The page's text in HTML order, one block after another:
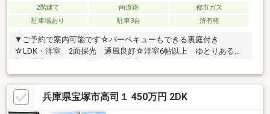
2階建て 南道路
都市ガス
駐車場あり
駐車3台 所有権
▼ご予約で案内可能です☆バーベキューもできる裏庭付き
☆LDK・洋室 2面採光 通風良好☆洋室6帖以上 ゆとりある間
あり☆トイレ2ヶ所にあり☆浴室・洗面所 窓有り☆全室南向
き 陽当り良好☆南向きワイドバルコニー◇コープ仁川 徒歩15分
◇ローソン 徒歩10分◇宝塚市立仁川小学校 徒歩15分◇宝塚第
一中学校 徒歩12分▼諸費用のローンも可能▼～住宅ローン無料
兵庫県宝塚市高司１ 450万円 2DK